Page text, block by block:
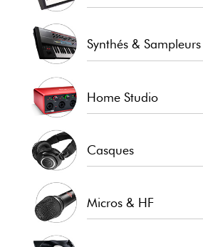
Synthés & Sampleurs
Home Studio
Casques
Micros & HF